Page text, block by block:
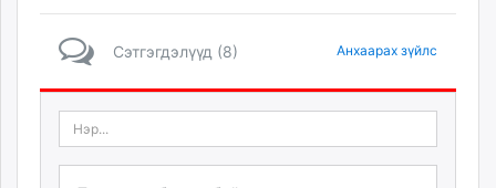
Сэтгэгдэлүүд (8) Анхаарах зүйлс